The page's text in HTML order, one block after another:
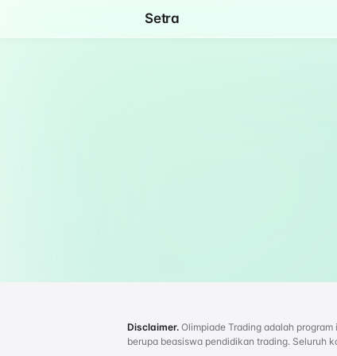
Setra
Disclaimer. Olimpiade Trading adalah
berupa beasiswa pendidikan trading. Seluruh